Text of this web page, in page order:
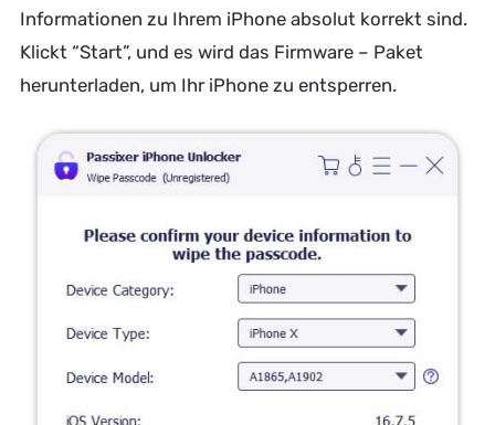
Informationen zu Ihrem iPhone absolut korrekt sind.
Klickt “Start”, und es wird das Firmware – Paket
herunterladen, um Ihr iPhone zu entsperren.